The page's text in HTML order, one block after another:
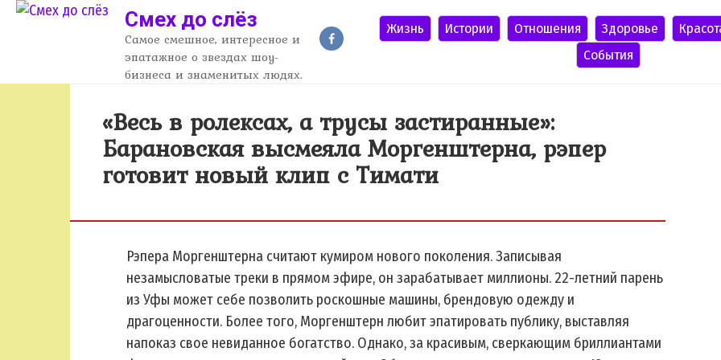
Перейти
Смех до слёз
Самое смешное, интересное и
эпатажное о звездах шоу-
бизнеса и знаменитых людях.
Жизнь Истории Отношения Здоровье
События
«Весь в ролексах, а трусы застиранные»:
Барановская высмеяла Моргенштерна, рэпер
готовит новый клип с Тимати
Рэпера Моргенштерна считают кумиром нового поколения. Записывая
незамысловатые треки в прямом эфире, он зарабатывает миллионы. 22-летний парень
из Уфы может себе позволить роскошные машины, брендовую одежду и
драгоценности. Более того, Моргенштерн любит эпатировать публику, выставляя
напоказ свое невиданное богатство. Однако, за красивым, сверкающим бриллиантами